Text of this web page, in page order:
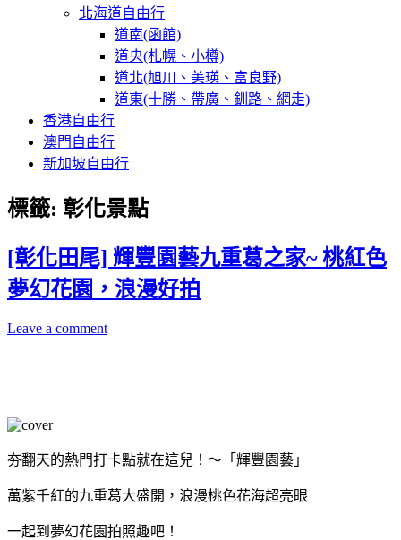
北海道自由行
道南(函館)
道央(札幌、小樽)
道北(旭川、美瑛、富良野)
道東(十勝、帶廣、釧路、網走)
香港自由行
澳門自由行
新加坡自由行
標籤: 彰化景點
[彰化田尾] 輝豐園藝九重葛之家~ 桃紅色
夢幻花園，浪漫好拍
Leave a comment
夯翻天的熱門打卡點就在這兒！～「輝豐園藝」
萬紫千紅的九重葛大盛開，浪漫桃色花海超亮眼
一起到夢幻花園拍照趣吧！